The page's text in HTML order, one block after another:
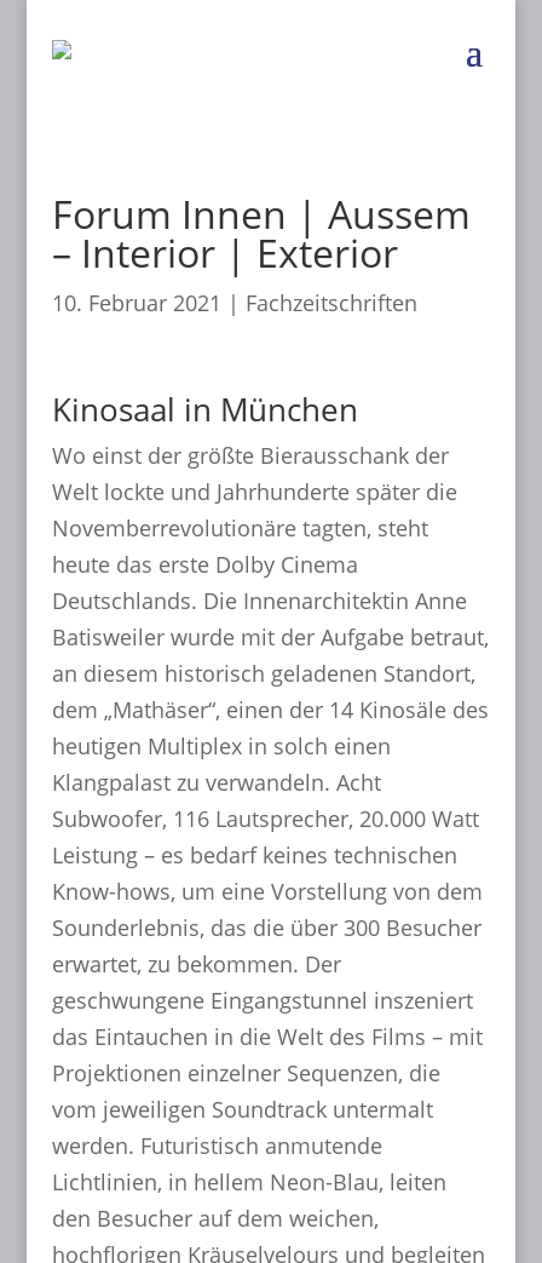
Forum Innen | Aussem
– Interior | Exterior
10. Februar 2021 | Fachzeitschriften
Kinosaal in München
Wo einst der größte Bierausschank der
Welt lockte und Jahrhunderte später die
Novemberrevolutionäre tagten, steht
heute das erste Dolby Cinema
Deutschlands. Die Innenarchitektin Anne
Batisweiler wurde mit der Aufgabe betraut,
an diesem historisch geladenen Standort,
dem „Mathäser“, einen der 14 Kinosäle des
heutigen Multiplex in solch einen
Klangpalast zu verwandeln. Acht
Subwoofer, 116 Lautsprecher, 20.000 Watt
Leistung – es bedarf keines technischen
Know-hows, um eine Vorstellung von dem
Sounderlebnis, das die über 300 Besucher
erwartet, zu bekommen. Der
geschwungene Eingangstunnel inszeniert
das Eintauchen in die Welt des Films – mit
Projektionen einzelner Sequenzen, die
vom jeweiligen Soundtrack untermalt
werden. Futuristisch anmutende
Lichtlinien, in hellem Neon-Blau, leiten
den Besucher auf dem weichen,
hochflorigen Kräuselvelours und begleiten